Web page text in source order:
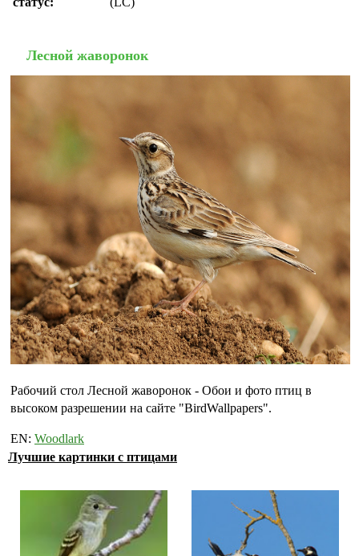
Лесной жаворонок
Рабочий стол Лесной жаворонок - Обои и фото птиц в
высоком разрешении на сайте "BirdWallpapers".
EN: Woodlark
Лучшие картинки с птицами